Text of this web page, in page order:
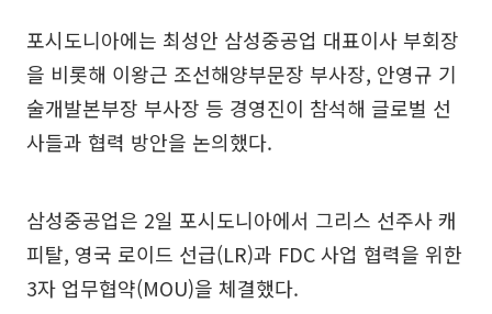
포시도니아에는 최성안 삼성중공업 대표이사 부회장
을 비롯해 이왕근 조선해양부문장 부사장, 안영규 기
술개발본부장 부사장 등 경영진이 참석해 글로벌 선
사들과 협력 방안을 논의했다.
삼성중공업은 2일 포시도니아에서 그리스 선주사 캐
피탈, 영국 로이드 선급(LR)과 FDC 사업 협력을 위한
3자 업무협약(MOU)을 체결했다.